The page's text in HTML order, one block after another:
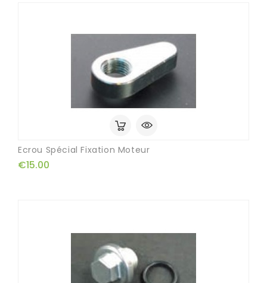
Ecrou Spécial Fixation Moteur
€15.00